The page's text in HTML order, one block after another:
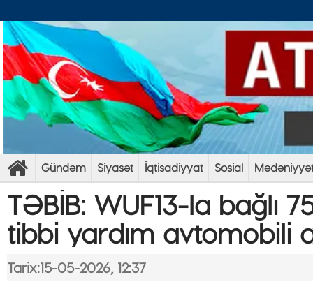
Gündəm Siyasət İqtisadiyyat Sosial
TƏBİB: WUF13-la bağlı
tibbi yardım avtomobili
Tarix:15-05-2026, 12:37